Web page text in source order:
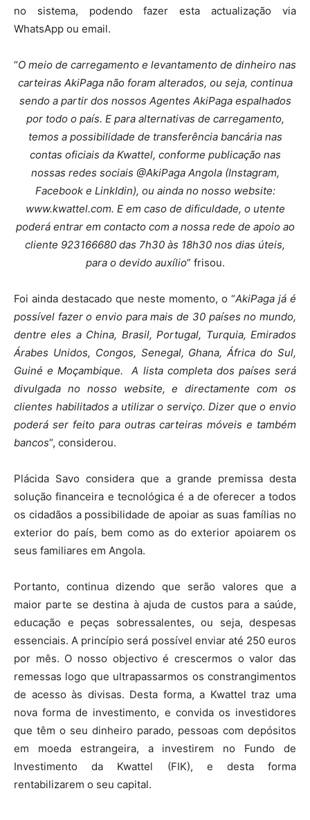
no sistema, podendo fazer esta actualização via
WhatsApp ou email.
“O meio de carregamento e levantamento de dinheiro nas
carteiras AkiPaga não foram alterados, ou seja, continua
sendo a partir dos nossos Agentes AkiPaga espalhados
por todo o país. E para alternativas de carregamento,
temos a possibilidade de transferência bancária nas
contas oficiais da Kwattel, conforme publicação nas
nossas redes sociais @AkiPaga Angola (Instagram,
Facebook e LinkIdin), ou ainda no nosso website:
www.kwattel.com. E em caso de dificuldade, o utente
poderá entrar em contacto com a nossa rede de apoio ao
cliente 923166680 das 7h30 às 18h30 nos dias úteis,
para o devido auxílio” frisou.
Foi ainda destacado que neste momento, o “AkiPaga já é
possível fazer o envio para mais de 30 países no mundo,
dentre eles a China, Brasil, Portugal, Turquia, Emirados
Árabes Unidos, Congos, Senegal, Ghana, África do Sul,
Guiné e Moçambique. A lista completa dos países será
divulgada no nosso website, e directamente com os
clientes habilitados a utilizar o serviço. Dizer que o envio
poderá ser feito para outras carteiras móveis e também
bancos“, considerou.
Plácida Savo considera que a grande premissa desta
solução financeira e tecnológica é a de oferecer a todos
os cidadãos a possibilidade de apoiar as suas famílias no
exterior do país, bem como as do exterior apoiarem os
seus familiares em Angola.
Portanto, continua dizendo que serão valores que a
maior parte se destina à ajuda de custos para a saúde,
educação e peças sobressalentes, ou seja, despesas
essenciais. A princípio será possível enviar até 250 euros
por mês. O nosso objectivo é crescermos o valor das
remessas logo que ultrapassarmos os constrangimentos
de acesso às divisas. Desta forma, a Kwattel traz uma
nova forma de investimento, e convida os investidores
que têm o seu dinheiro parado, pessoas com depósitos
em moeda estrangeira, a investirem no Fundo de
Investimento da Kwattel (FIK), e desta forma
rentabilizarem o seu capital.